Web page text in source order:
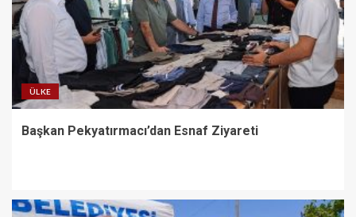
ÜLKE
Başkan Pekyatırmacı’dan Esnaf Ziyareti